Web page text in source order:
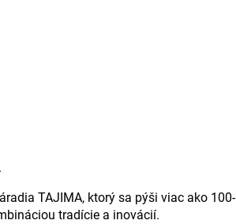
TAJIMA, ktorý sa pýši viac ako 100-
tradície a inovácií.